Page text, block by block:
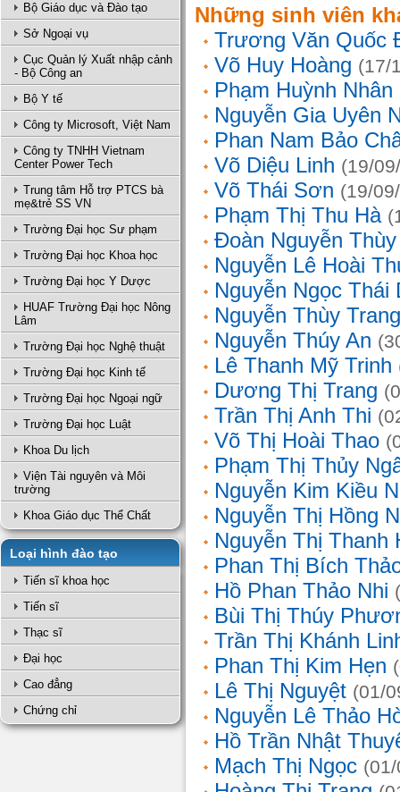
Bộ Giáo dục và Đào tạo
Sở Ngoại vụ
Cục Quản lý Xuất nhập cảnh
- Bộ Công an
Bộ Y tế
Công ty Microsoft, Việt Nam
Công ty TNHH Vietnam
Center Power Tech
Trung tâm Hỗ trợ PTCS bà
mẹ&trẻ SS VN
Trường Đại học Sư phạm
Trường Đại học Khoa học
Trường Đại học Y Dược
HUAF Trường Đại học Nông
Lâm
Trường Đại học Nghệ thuật
Trường Đại học Kinh tế
Trường Đại học Ngoại ngữ
Trường Đại học Luật
Khoa Du lịch
Viện Tài nguyên và Môi
trường
Khoa Giáo dục Thể Chất
Loại hình đào tạo
Tiến sĩ khoa học
Tiến sĩ
Thạc sĩ
Đại học
Cao đẳng
Chứng chỉ
Những sinh viên
Trương Văn Quốc
Võ Huy Hoàng (17/
Phạm Huỳnh Nhân
Nguyễn Gia Uyên
Phan Nam Bảo
Võ Diệu Linh (19/
Võ Thái Sơn (19/
Phạm Thị Thu Hà
Đoàn Nguyễn
Nguyễn Lê Hoài
Nguyễn Ngọc Thái
Nguyễn Thùy Trang
Nguyễn Thúy An
Lê Thanh Mỹ Trinh
Dương Thị Trang
Trần Thị Anh Thi
Võ Thị Hoài Thao
Phạm Thị Thủy
Nguyễn Kim Kiều
Nguyễn Thị Hồng
Nguyễn Thị Thanh
Phan Thị Bích
Hồ Phan Thảo Nhi
Bùi Thị Thúy
Trần Thị Khánh
Phan Thị Kim Hẹn
Lê Thị Nguyệt (01/
Nguyễn Lê Thảo
Hồ Trần Nhật
Mạch Thị Ngọc